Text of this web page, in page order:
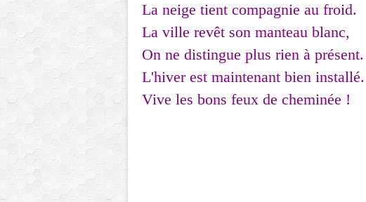
La neige tient compagnie au froid.
La ville revêt son manteau blanc,
On ne distingue plus rien à présent.
L'hiver est maintenant bien installé.
Vive les bons feux de cheminée !